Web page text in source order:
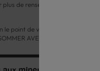
de renseignements.
point de vente.
AVEC MODÉRATION.